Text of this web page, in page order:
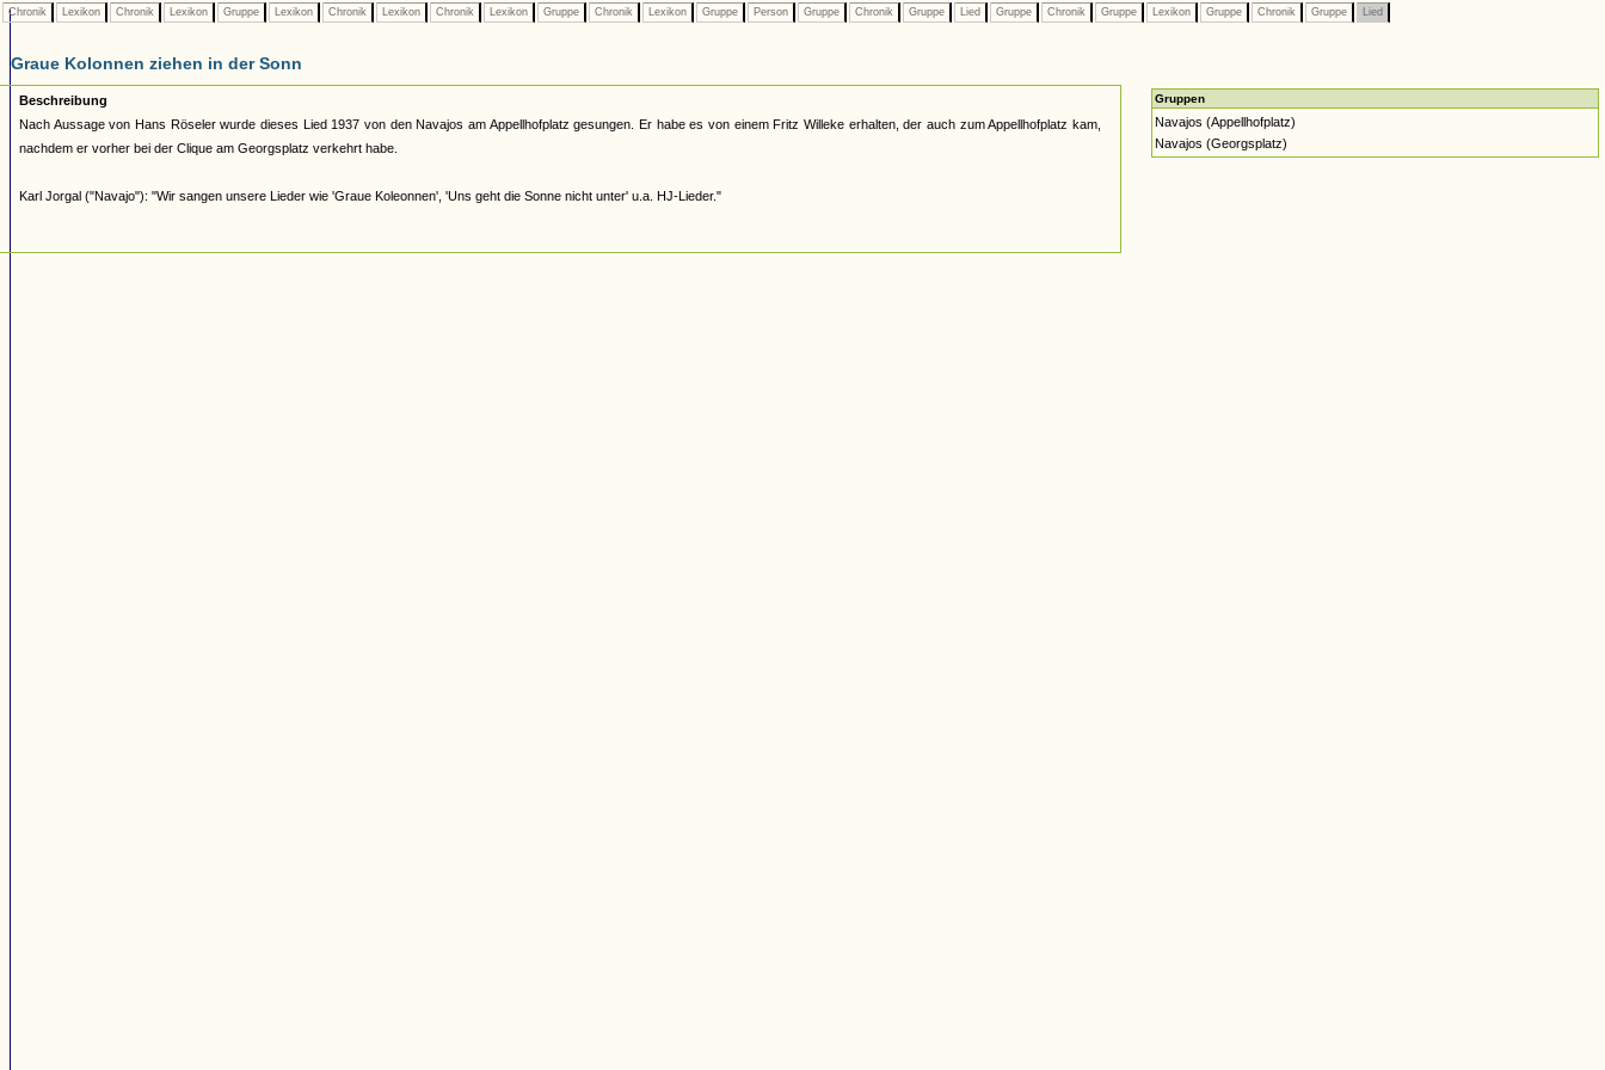
Chronik Lexikon Chronik Lexikon Gruppe Lexikon Chronik Lexikon Chronik Lexikon Gruppe Chronik Lexikon Gruppe Person Gruppe Chronik Gruppe Lied Gruppe Chronik Gruppe Lexikon Gruppe Chronik Gruppe Lied
Graue Kolonnen ziehen in der Sonn
Beschreibung
Nach Aussage von Hans Röseler wurde dieses Lied 1937 von den Navajos am Appellhofplatz gesungen. Er habe es von einem Fritz Willeke erhalten, der auch zum Appellhofplatz kam,
nachdem er vorher bei der Clique am Georgsplatz verkehrt habe.
Karl Jorgal ("Navajo"): "Wir sangen unsere Lieder wie 'Graue Koleonnen', 'Uns geht die Sonne nicht unter' u.a. HJ-Lieder."
Gruppen
Navajos (Appellhofplatz)
Navajos (Georgsplatz)